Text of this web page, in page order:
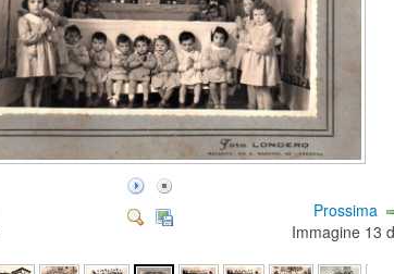
Prossima
Immagine 13